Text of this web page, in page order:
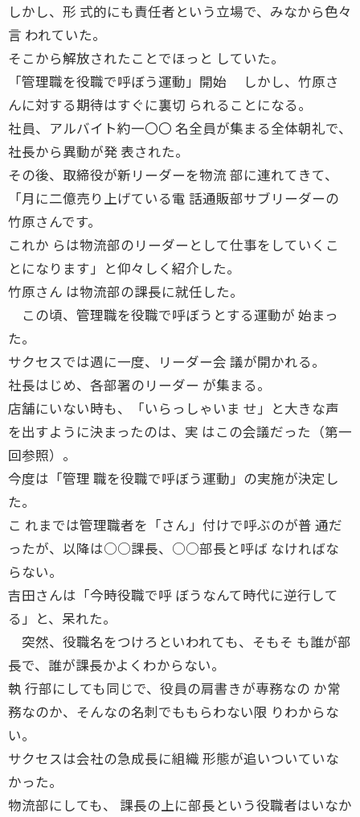
しかし、形 式的にも責任者という立場で、みなから色々
言 われていた。
そこから解放されたことでほっと していた。
「管理職を役職で呼ぼう運動」開始 しかし、竹原さ
んに対する期待はすぐに裏切 られることになる。
社員、アルバイト約一〇〇 名全員が集まる全体朝礼で、
社長から異動が発 表された。
その後、取締役が新リーダーを物流 部に連れてきて、
「月に二億売り上げている電 話通販部サブリーダーの
竹原さんです。
これか らは物流部のリーダーとして仕事をしていくこ
とになります」と仰々しく紹介した。
竹原さん は物流部の課長に就任した。
この頃、管理職を役職で呼ぼうとする運動が 始まっ
た。
サクセスでは週に一度、リーダー会 議が開かれる。
社長はじめ、各部署のリーダー が集まる。
店舗にいない時も、「いらっしゃいま せ」と大きな声
を出すように決まったのは、実 はこの会議だった（第一
回参照）。
今度は「管理 職を役職で呼ぼう運動」の実施が決定し
た。
こ れまでは管理職者を「さん」付けで呼ぶのが普 通だ
ったが、以降は○○課長、○○部長と呼ば なければな
らない。
吉田さんは「今時役職で呼 ぼうなんて時代に逆行して
る」と、呆れた。
突然、役職名をつけろといわれても、そもそ も誰が部
長で、誰が課長かよくわからない。
執 行部にしても同じで、役員の肩書きが専務なの か常
務なのか、そんなの名刺でももらわない限 りわからな
い。
サクセスは会社の急成長に組織 形態が追いついていな
かった。
物流部にしても、 課長の上に部長という役職者はいなか